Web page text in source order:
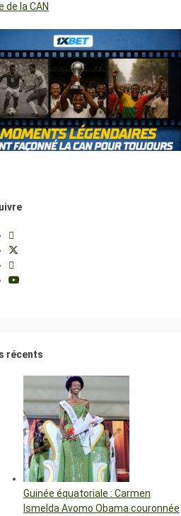
de la CAN
récents
Guinée équatoriale : Carmen
Ismelda Avomo Obama couronnée